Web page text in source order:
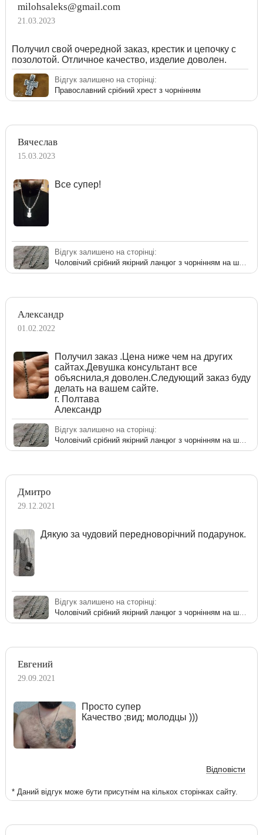
milohsaleks@gmail.com
21.03.2023
Получил свой очередной заказ, крестик и цепочку с
позолотой. Отличное качество, изделие доволен.
Відгук залишено на сторінці:
Православний срібний хрест з чорнінням
Вячеслав
15.03.2023
Все супер!
Відгук залишено на сторінці:
Александр
01.02.2022
Получил заказ .Цена ниже чем на других
сайтах.Девушка консультант все
объяснила,я доволен.Следующий заказ буду
делать на вашем сайте.
г. Полтава
Александр
Відгук залишено на сторінці:
Дмитро
29.12.2021
Дякую за чудовий передноворічний подарунок.
Відгук залишено на сторінці:
Евгений
29.09.2021
Просто супер
Качество ;вид; молодцы )))
Відповісти
* Даний відгук може бути присутнім на кількох сторінках сайту.